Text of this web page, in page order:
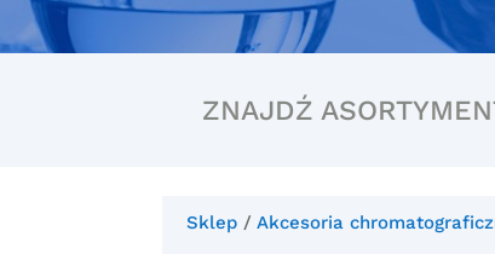
ZNAJDŹ
Sklep /Akcesoria